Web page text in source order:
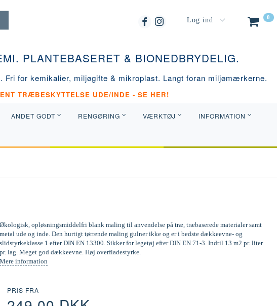
0
Log ind
PLANTEBASERET & BIONEDBRYDELIG.
for kemikalier, miljøgifte & mikroplast. Langt foran miljømærkerne.
TRÆBESKYTTELSE UDE/INDE - SE HER!
ANDET GODT RENGØRING VÆRKTØJ INFORMATION
Økologisk, opløsningsmiddelfri blank maling til anvendelse på træ, træbaserede materialer samt
metal ude og inde. Den hurtigt tørrende maling gulner ikke og er i bedste dækkeevne- og
slidstyrkeklasse 1 efter DIN EN 13300. Sikker for legetøj efter DIN EN 71-3. Indtil 13 m2 pr. liter
pr. lag. Meget god dækkeevne. Høj overfladestyrke.
Mere information
PRIS FRA